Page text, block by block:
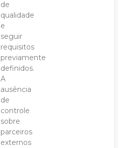
de
qualidade
e
seguir
requisitos
previamente
definidos.
A
ausência
de
controle
sobre
parceiros
externos